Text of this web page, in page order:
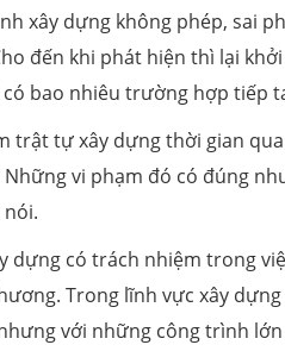
xây dựng không phép, sai
đến khi phát hiện thì lại
bao nhiêu trường hợp tiếp
trật tự xây dựng thời gian
vi phạm đó có đúng
nói.
dựng có trách nhiệm trong
Trong lĩnh vực xây
với những công trình